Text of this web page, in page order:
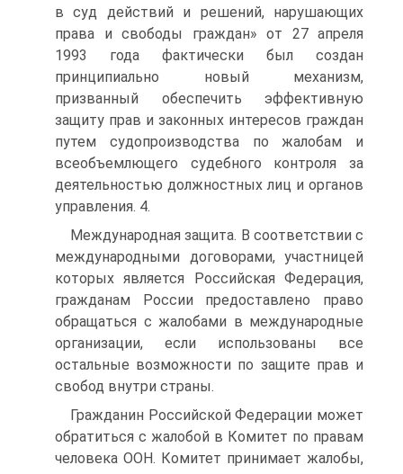
в суд действий и решений, нарушающих
права и свободы граждан» от 27 апреля
1993 года фактически был создан
принципиально новый механизм,
призванный обеспечить эффективную
защиту прав и законных интересов граждан
путем судопроизводства по жалобам и
всеобъемлющего судебного контроля за
деятельностью должностных лиц и органов
управления. 4.
Международная защита. В соответствии с
международными договорами, участницей
которых является Российская Федерация,
гражданам России предоставлено право
обращаться с жалобами в международные
организации, если использованы все
остальные возможности по защите прав и
свобод внутри страны.
Гражданин Российской Федерации может
обратиться с жалобой в Комитет по правам
человека ООН. Комитет принимает жалобы,